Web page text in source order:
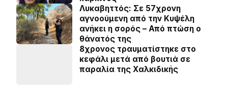
Λυκαβηττός: Σε 57χρονη
αγνοούμενη από την Κυψέλη
ανήκει η σορός – Από πτώση ο
θάνατός της
8χρονος τραυματίστηκε στο
κεφάλι μετά από βουτιά σε
παραλία της Χαλκιδικής